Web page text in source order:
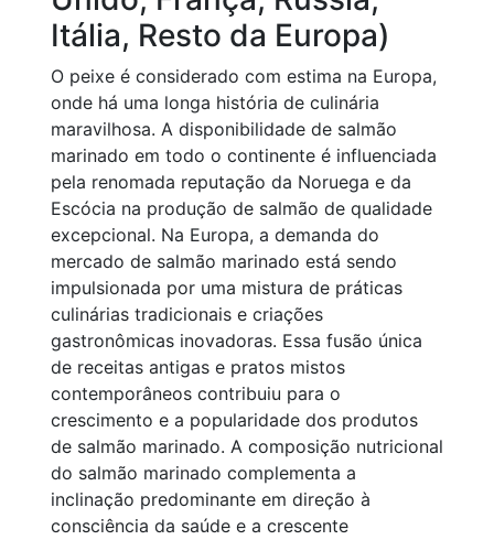
Itália, Resto da Europa)
O peixe é considerado com estima na Europa,
onde há uma longa história de culinária
maravilhosa. A disponibilidade de salmão
marinado em todo o continente é influenciada
pela renomada reputação da Noruega e da
Escócia na produção de salmão de qualidade
excepcional. Na Europa, a demanda do
mercado de salmão marinado está sendo
impulsionada por uma mistura de práticas
culinárias tradicionais e criações
gastronômicas inovadoras. Essa fusão única
de receitas antigas e pratos mistos
contemporâneos contribuiu para o
crescimento e a popularidade dos produtos
de salmão marinado. A composição nutricional
do salmão marinado complementa a
inclinação predominante em direção à
consciência da saúde e a crescente